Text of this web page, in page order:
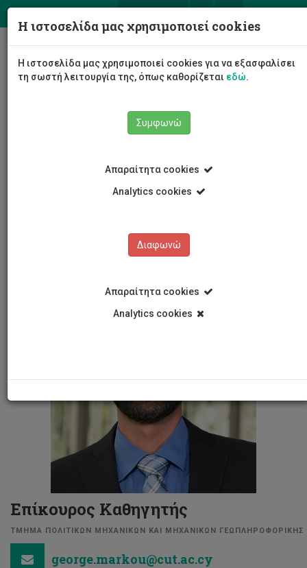
Σχολή Μηχανικής και Τεχνολογίας
Τμήμα Πολιτικών Μηχανικών και Μηχανικών
Γιώργιος Μάρκου
Γιώργιος Μάρκου
Επίκουρος Καθηγητής
ΤΜΗΜΑ ΠΟΛΙΤΙΚΩΝ ΜΗΧΑΝΙΚΩΝ ΚΑΙ ΜΗΧΑΝΙΚΩΝ ΓΕΩΠΛΗΡΟΦΟΡΙΚΗΣ
george.markou@cut.ac.cy
Η ιστοσελίδα μας χρησιμοποιεί cookies
Η ιστοσελίδα μας χρησιμοποιεί cookies για να εξασφαλίσει
τη σωστή λειτουργία της, όπως καθορίζεται εδώ.
Συμφωνώ
Απαραίτητα cookies
Analytics cookies
Διαφωνώ
Απαραίτητα cookies
Analytics cookies